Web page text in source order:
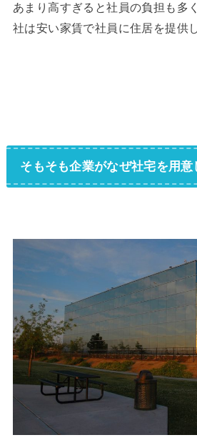
あまり高すぎると社員の負担も多
社は安い家賃で社員に住居を提供
そもそも企業がなぜ社宅を用意